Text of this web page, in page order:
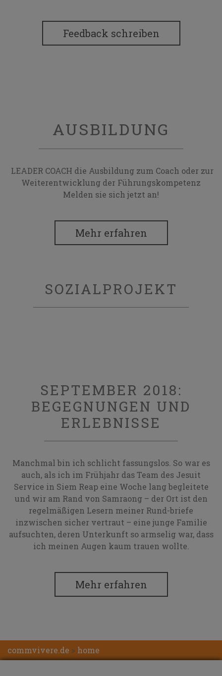
Feedback schreiben
AUSBILDUNG
LEADER COACH die Ausbildung zum Coach oder zur
Weiterentwicklung der Führungskompetenz
Melden sie sich jetzt an!
Mehr erfahren
SOZIALPROJEKT
SEPTEMBER 2018:
BEGEGNUNGEN UND
ERLEBNISSE
Manchmal bin ich schlicht fassungslos. So war es
auch, als ich im Frühjahr das Team des Jesuit
Service in Siem Reap eine Woche lang begleitete
und wir am Rand von Samraong – der Ort ist den
regelmäßigen Lesern meiner Rund-briefe
inzwischen sicher vertraut – eine junge Familie
aufsuchten, deren Unterkunft so armselig war, dass
ich meinen Augen kaum trauen wollte.
Mehr erfahren
commvivere.de > home